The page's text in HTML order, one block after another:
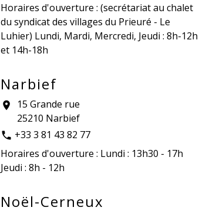
Horaires d'ouverture : (secrétariat au chalet
du syndicat des villages du Prieuré - Le
Luhier) Lundi, Mardi, Mercredi, Jeudi : 8h-12h
et 14h-18h
Narbief
location_on
15 Grande rue
25210 Narbief
phone +33 3 81 43 82 77
Horaires d'ouverture : Lundi : 13h30 - 17h
Jeudi : 8h - 12h
Noël-Cerneux